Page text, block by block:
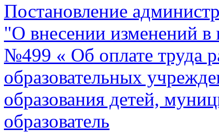
Постановление
"О внесении изменений в
№499 « Об оплате труда
образовательных
образования детей,
образователь